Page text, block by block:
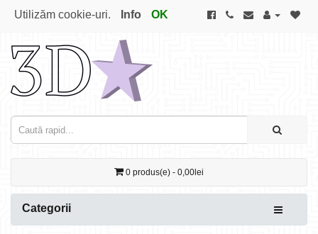
Utilizăm cookie-uri. Info OK
0 produs(e) - 0,00lei
Categorii